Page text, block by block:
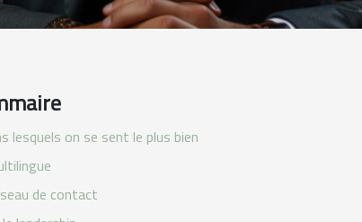
lesquels on se sent le plus bien
de contact